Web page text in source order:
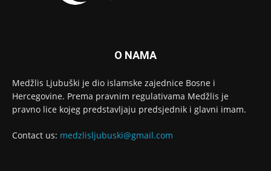
O NAMA
Medžlis Ljubuški je dio islamske zajednice Bosne i
Hercegovine. Prema pravnim regulativama Medžlis je
pravno lice kojeg predstavljaju predsjednik i glavni imam.
Contact us: medzlisljubuski@gmail.com